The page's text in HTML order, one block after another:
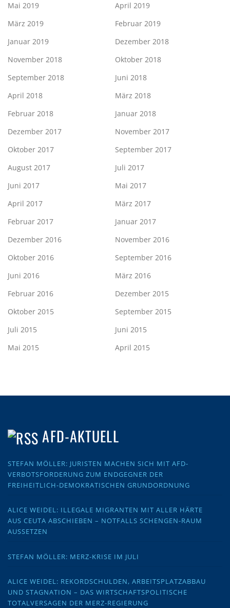
Mai 2019
April 2019
März 2019
Februar 2019
Januar 2019
Dezember 2018
November 2018
Oktober 2018
September 2018
Juni 2018
April 2018
März 2018
Februar 2018
Januar 2018
Dezember 2017
November 2017
Oktober 2017
September 2017
August 2017
Juli 2017
Juni 2017
Mai 2017
April 2017
März 2017
Februar 2017
Januar 2017
Dezember 2016
November 2016
Oktober 2016
September 2016
Juni 2016
März 2016
Februar 2016
Dezember 2015
Oktober 2015
September 2015
Juli 2015
Juni 2015
Mai 2015
April 2015
AFD-AKTUELL
STEFAN MÖLLER: JURISTEN MACHEN SICH MIT AFD-
VERBOTSFORDERUNG ZUM ENDGEGNER DER
FREIHEITLICH-DEMOKRATISCHEN GRUNDORDNUNG
ALICE WEIDEL: ILLEGALE MIGRANTEN MIT ALLER HÄRTE
AUS CEUTA ABSCHIEBEN – NOTFALLS SCHENGEN-RAUM
AUSSETZEN
STEFAN MÖLLER: MERZ-KRISE IM JULI
ALICE WEIDEL: REKORDSCHULDEN, ARBEITSPLATZABBAU
UND STAGNATION – DAS WIRTSCHAFTSPOLITISCHE
TOTALVERSAGEN DER MERZ-REGIERUNG